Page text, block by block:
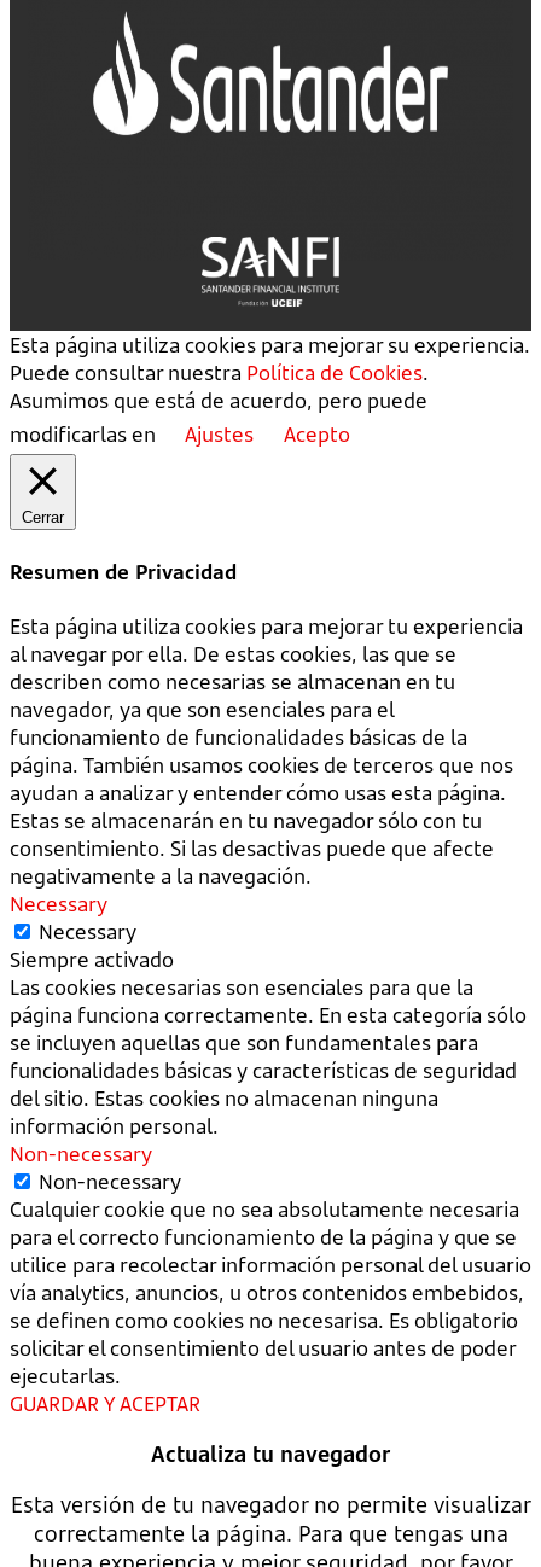
Esta página utiliza cookies para mejorar su experiencia.
Puede consultar nuestra Política de Cookies.
Asumimos que está de acuerdo, pero puede
modificarlas en
Ajustes Acepto
Cerrar
Resumen de Privacidad
Esta página utiliza cookies para mejorar tu experiencia
al navegar por ella. De estas cookies, las que se
describen como necesarias se almacenan en tu
navegador, ya que son esenciales para el
funcionamiento de funcionalidades básicas de la
página. También usamos cookies de terceros que nos
ayudan a analizar y entender cómo usas esta página.
Estas se almacenarán en tu navegador sólo con tu
consentimiento. Si las desactivas puede que afecte
negativamente a la navegación.
Necessary
Necessary
Siempre activado
Las cookies necesarias son esenciales para que la
página funciona correctamente. En esta categoría sólo
se incluyen aquellas que son fundamentales para
funcionalidades básicas y características de seguridad
del sitio. Estas cookies no almacenan ninguna
información personal.
Non-necessary
Non-necessary
Cualquier cookie que no sea absolutamente necesaria
para el correcto funcionamiento de la página y que se
utilice para recolectar información personal del usuario
vía analytics, anuncios, u otros contenidos embebidos,
se definen como cookies no necesarisa. Es obligatorio
solicitar el consentimiento del usuario antes de poder
ejecutarlas.
GUARDAR Y ACEPTAR
Actualiza tu navegador
Esta versión de tu navegador no permite visualizar
correctamente la página. Para que tengas una